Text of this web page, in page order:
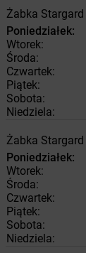
Żabka Stargard
Poniedziałek:
Wtorek:
Środa:
Czwartek:
Piątek:
Sobota:
Niedziela:
Żabka Stargard
Poniedziałek:
Wtorek:
Środa:
Czwartek:
Piątek:
Sobota:
Niedziela: